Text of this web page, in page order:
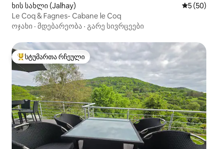
ხის სახლი (Jalhay) საშუალო
5 (50)
Le Coq & Fagnes- Cabane le Coq
ოჯახი · მდებარეობა · გარე სივრცეები
სტუმართა რჩეული მოწინავე ვარიანტი
სტუმართა რჩეული